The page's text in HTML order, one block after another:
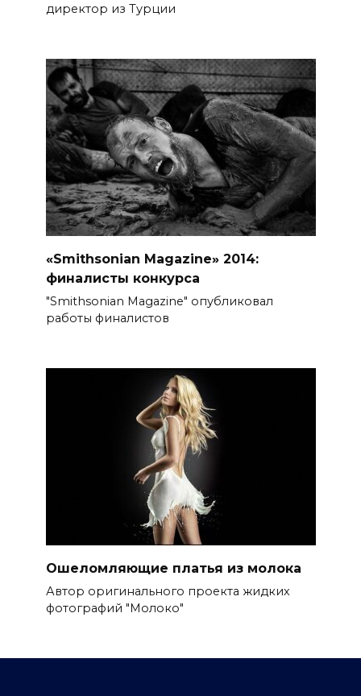
директор из Турции
«Smithsonian Magazine» 2014:
финалисты конкурса
"Smithsonian Magazine" опубликовал
работы финалистов
Ошеломляющие платья из молока
Автор оригинального проекта жидких
фотографий "Молоко"